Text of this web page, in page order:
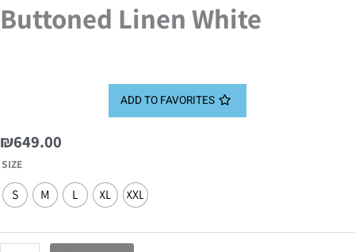
Buttoned Linen White
ADD TO FAVORITES
₪649.00
SIZE
S M L XL XXL
Buttoned
Linen
White